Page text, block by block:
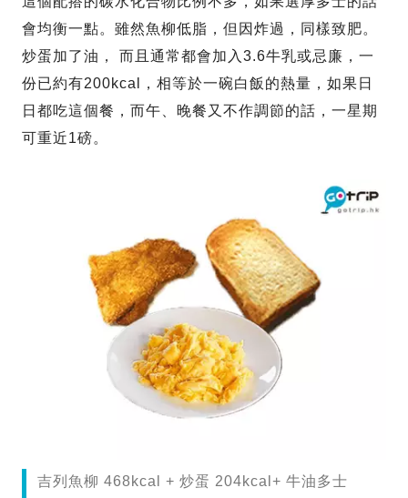
會均衡一點。雖然魚柳低脂，但因炸過，同樣致肥。
炒蛋加了油， 而且通常都會加入3.6牛乳或忌廉，一
份已約有200kcal，相等於一碗白飯的熱量，如果日
日都吃這個餐，而午、晚餐又不作調節的話，一星期
可重近1磅。
吉列魚柳 468kcal + 炒蛋 204kcal+ 牛油多士